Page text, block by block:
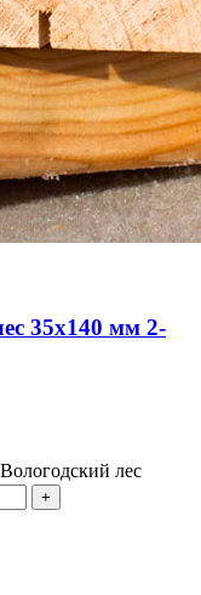
35х140 мм 2-
лес